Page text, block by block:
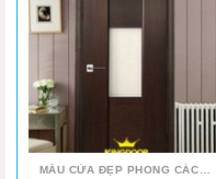
MẪU CỬA ĐẸP PHONG CÁCH HIỆN ĐẠI